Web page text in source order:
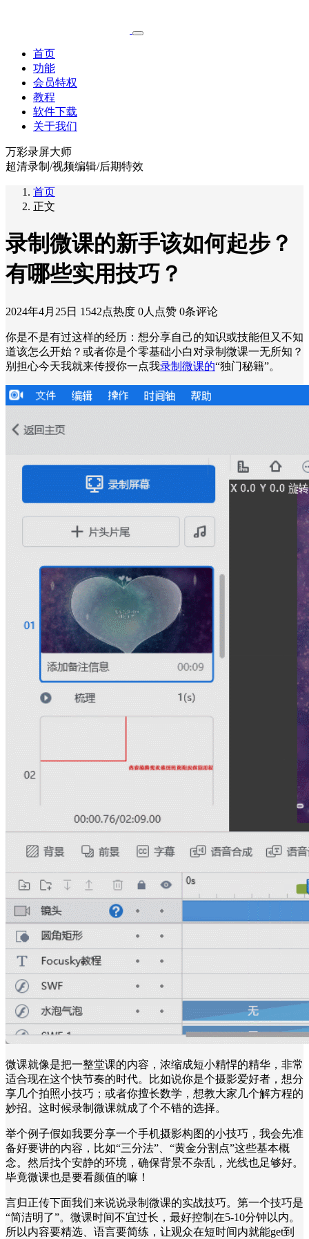
首页
功能
会员特权
教程
软件下载
关于我们
万彩录屏大师
超清录制/视频编辑/后期特效
首页
正文
录制微课的新手该如何起步？
有哪些实用技巧？
2024年4月25日 1542点热度 0人点赞 0条评论
你是不是有过这样的经历：想分享自己的知识或技能但又不知
道该怎么开始？或者你是个零基础小白对录制微课一无所知？
别担心今天我就来传授你一点我录制微课的“独门秘籍”。
微课就像是把一整堂课的内容，浓缩成短小精悍的精华，非常
适合现在这个快节奏的时代。比如说你是个摄影爱好者，想分
享几个拍照小技巧；或者你擅长数学，想教大家几个解方程的
妙招。这时候录制微课就成了个不错的选择。
举个例子假如我要分享一个手机摄影构图的小技巧，我会先准
备好要讲的内容，比如“三分法”、“黄金分割点”这些基本概
念。然后找个安静的环境，确保背景不杂乱，光线也足够好。
毕竟微课也是要看颜值的嘛！
言归正传下面我们来说说录制微课的实战技巧。第一个技巧是
“简洁明了”。微课时间不宜过长，最好控制在5-10分钟以内。
所以内容要精选、语言要简练，让观众在短时间内就能get到